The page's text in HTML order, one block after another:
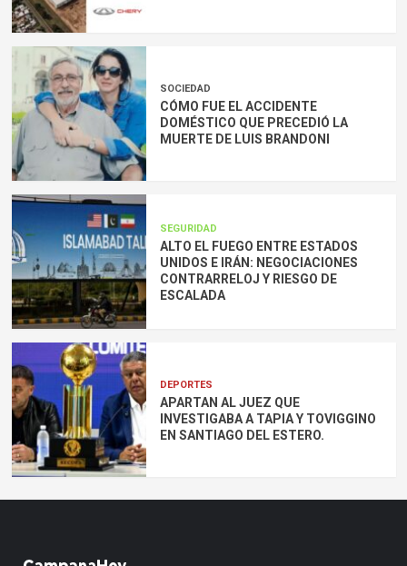
SOCIEDAD
CÓMO FUE EL ACCIDENTE
DOMÉSTICO QUE PRECEDIÓ LA
MUERTE DE LUIS BRANDONI
SEGURIDAD
ALTO EL FUEGO ENTRE ESTADOS
UNIDOS E IRÁN: NEGOCIACIONES
CONTRARRELOJ Y RIESGO DE
ESCALADA
DEPORTES
APARTAN AL JUEZ QUE
INVESTIGABA A TAPIA Y TOVIGGINO
EN SANTIAGO DEL ESTERO.